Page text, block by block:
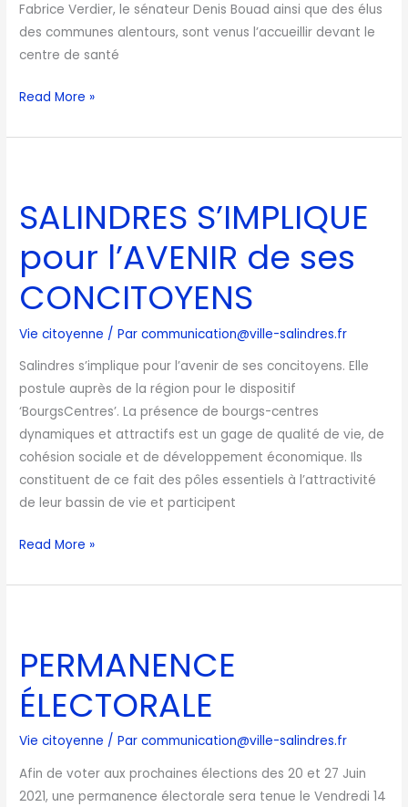
Fabrice Verdier, le sénateur Denis Bouad ainsi que des élus
des communes alentours, sont venus l’accueillir devant le
centre de santé
Read More »
SALINDRES S’IMPLIQUE
pour l’AVENIR de ses
CONCITOYENS
Vie citoyenne / Parcommunication@ville-salindres.fr
Salindres s’implique pour l’avenir de ses concitoyens. Elle
postule auprès de la région pour le dispositif
‘BourgsCentres’. La présence de bourgs-centres
dynamiques et attractifs est un gage de qualité de vie, de
cohésion sociale et de développement économique. Ils
constituent de ce fait des pôles essentiels à l’attractivité
de leur bassin de vie et participent
pour
de
ses
CONCITOYENS
Read More »
PERMANENCE
ÉLECTORALE
Vie citoyenne / Parcommunication@ville-salindres.fr
Afin de voter aux prochaines élections des 20 et 27 Juin
2021, une permanence électorale sera tenue le Vendredi 14